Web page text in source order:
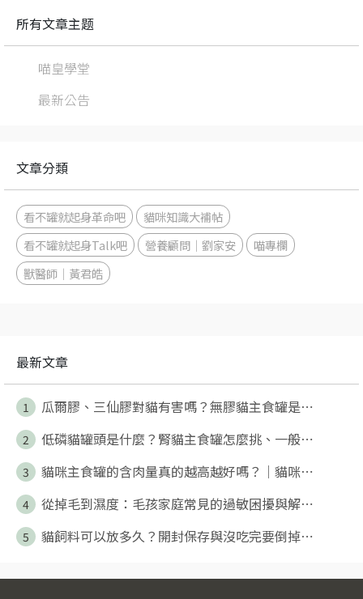
所有文章主题
喵皇學堂
最新公告
文章分類
看不罐就起身革命吧
貓咪知識大補帖
看不罐就起身Talk吧
營養顧問｜劉家安
喵專欄
獸醫師｜黃君皓
最新文章
1 瓜爾膠、三仙膠對貓有害嗎？無膠貓主食罐是⋯
2 低磷貓罐頭是什麼？腎貓主食罐怎麼挑、一般⋯
3 貓咪主食罐的含肉量真的越高越好嗎？｜貓咪⋯
4 從掉毛到濕度：毛孩家庭常見的過敏困擾與解⋯
5 貓飼料可以放多久？開封保存與沒吃完要倒掉⋯